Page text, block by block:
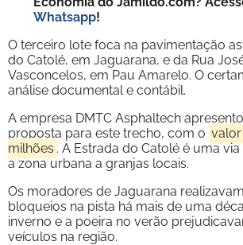
Whatsapp!
O terceiro lote foca na pavimentação
do Catolé, em Jaguarana, e da Rua
Vasconcelos, em Pau Amarelo. O
análise documental e contábil.
A empresa DMTC Asphaltech
proposta para este trecho, com o valor
milhões . A Estrada do Catolé é uma
a zona urbana a granjas locais.
Os moradores de Jaguarana
bloqueios na pista há mais de uma
inverno e a poeira no verão
veículos na região.